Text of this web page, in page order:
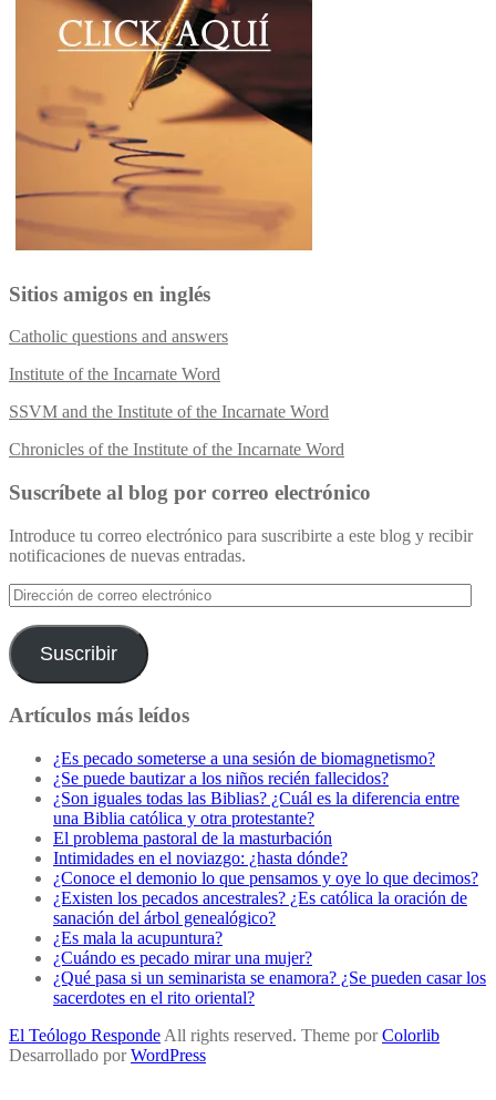
Sitios amigos en inglés
Catholic questions and answers
Institute of the Incarnate Word
SSVM and the Institute of the Incarnate Word
Chronicles of the Institute of the Incarnate Word
Suscríbete al blog por correo electrónico
Introduce tu correo electrónico para suscribirte a este blog y recibir
notificaciones de nuevas entradas.
Dirección
de
correo
electrónico
Suscribir
Artículos más leídos
¿Es pecado someterse a una sesión de biomagnetismo?
¿Se puede bautizar a los niños recién fallecidos?
¿Son iguales todas las Biblias? ¿Cuál es la diferencia entre
una Biblia católica y otra protestante?
El problema pastoral de la masturbación
Intimidades en el noviazgo: ¿hasta dónde?
¿Conoce el demonio lo que pensamos y oye lo que decimos?
¿Existen los pecados ancestrales? ¿Es católica la oración de
sanación del árbol genealógico?
¿Es mala la acupuntura?
¿Cuándo es pecado mirar una mujer?
¿Qué pasa si un seminarista se enamora? ¿Se pueden casar los
sacerdotes en el rito oriental?
El Teólogo Responde All rights reserved. Theme porColorlib
Desarrollado porWordPress